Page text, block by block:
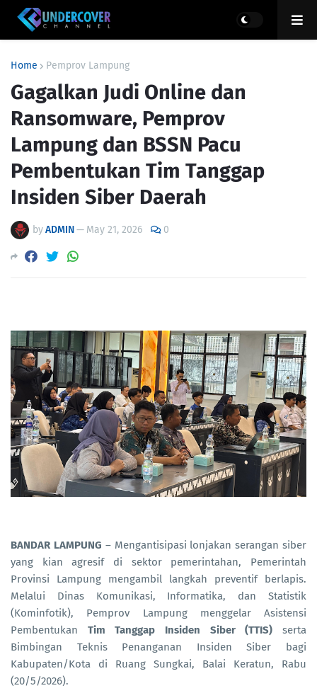
Home Pemprov Lampung
Gagalkan Judi Online dan
Ransomware, Pemprov
Lampung dan BSSN Pacu
Pembentukan Tim Tanggap
Insiden Siber Daerah
byADMIN— May 21, 2026 0
BANDAR LAMPUNG – Mengantisipasi lonjakan serangan siber
yang kian agresif di sektor pemerintahan, Pemerintah
Provinsi Lampung mengambil langkah preventif berlapis.
Melalui Dinas Komunikasi, Informatika, dan Statistik
(Kominfotik), Pemprov Lampung menggelar Asistensi
Pembentukan Tim Tanggap Insiden Siber (TTIS) serta
Bimbingan Teknis Penanganan Insiden Siber bagi
Kabupaten/Kota di Ruang Sungkai, Balai Keratun, Rabu
(20/5/2026).